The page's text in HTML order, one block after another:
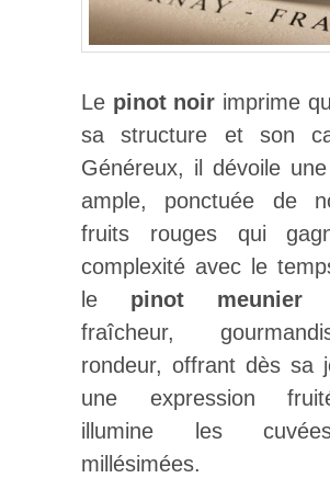
Le pinot noir imprime
sa structure et son
Généreux, il dévoile
ample, ponctuée de
fruits rouges qui
complexité avec le
le pinot meunier
fraîcheur,
rondeur, offrant dès sa
une expression
illumine les
millésimées.